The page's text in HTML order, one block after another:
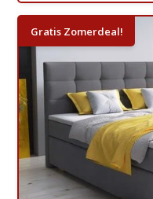
Gratis Zomerdeal!